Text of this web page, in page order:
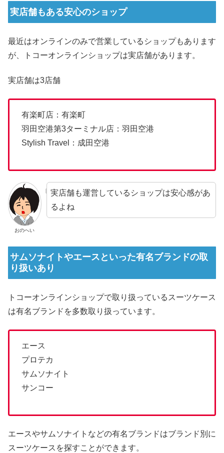
実店舗もある安心のショップ
最近はオンラインのみで営業しているショップもあります
が、トコーオンラインショップは実店舗があります。
実店舗は3店舗
有楽町店：有楽町
羽田空港第3ターミナル店：羽田空港
Stylish Travel：成田空港
おのへい
実店舗も運営しているショップは安心感があ
るよね
サムソナイトやエースといった有名ブランドの取
り扱いあり
トコーオンラインショップで取り扱っているスーツケース
は有名ブランドを多数取り扱っています。
エース
プロテカ
サムソナイト
サンコー
エースやサムソナイトなどの有名ブランドはブランド別に
スーツケースを探すことができます。